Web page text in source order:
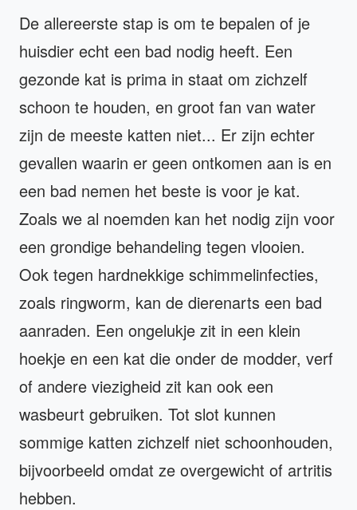
De allereerste stap is om te bepalen of je
huisdier echt een bad nodig heeft. Een
gezonde kat is prima in staat om zichzelf
schoon te houden, en groot fan van water
zijn de meeste katten niet... Er zijn echter
gevallen waarin er geen ontkomen aan is en
een bad nemen het beste is voor je kat.
Zoals we al noemden kan het nodig zijn voor
een grondige behandeling tegen vlooien.
Ook tegen hardnekkige schimmelinfecties,
zoals ringworm, kan de dierenarts een bad
aanraden. Een ongelukje zit in een klein
hoekje en een kat die onder de modder, verf
of andere viezigheid zit kan ook een
wasbeurt gebruiken. Tot slot kunnen
sommige katten zichzelf niet schoonhouden,
bijvoorbeeld omdat ze overgewicht of artritis
hebben.